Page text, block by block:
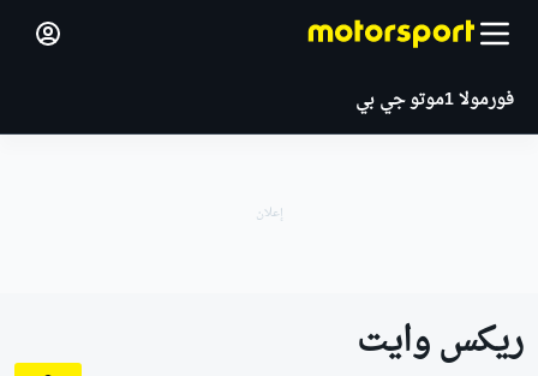
فورمولا 1 موتو جي بي
ريكس وايت